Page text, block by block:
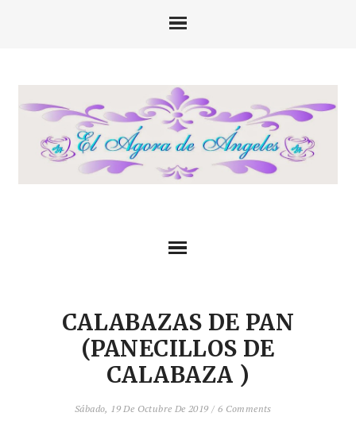
CALABAZAS DE PAN
(PANECILLOS DE
CALABAZA )
Sábado, 19 De Octubre De 2019 / 6 Comments